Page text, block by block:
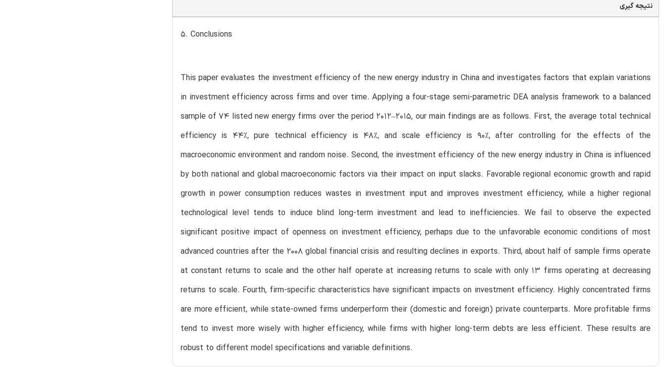
نتیجه گیری
5. Conclusions
This paper evaluates the investment efficiency of the new energy industry in China and investigates factors that explain variations
in investment efficiency across firms and over time. Applying a four-stage semi-parametric DEA analysis framework to a balanced
sample of 74 listed new energy firms over the period 2012–2015, our main findings are as follows. First, the average total technical
efficiency is 44%, pure technical efficiency is 48%, and scale efficiency is 90%, after controlling for the effects of the
macroeconomic environment and random noise. Second, the investment efficiency of the new energy industry in China is influenced
by both national and global macroeconomic factors via their impact on input slacks. Favorable regional economic growth and rapid
growth in power consumption reduces wastes in investment input and improves investment efficiency, while a higher regional
technological level tends to induce blind long-term investment and lead to inefficiencies. We fail to observe the expected
significant positive impact of openness on investment efficiency, perhaps due to the unfavorable economic conditions of most
advanced countries after the 2008 global financial crisis and resulting declines in exports. Third, about half of sample firms operate
at constant returns to scale and the other half operate at increasing returns to scale with only 13 firms operating at decreasing
returns to scale. Fourth, firm-specific characteristics have significant impacts on investment efficiency. Highly concentrated firms
are more efficient, while state-owned firms underperform their (domestic and foreign) private counterparts. More profitable firms
tend to invest more wisely with higher efficiency, while firms with higher long-term debts are less efficient. These results are
robust to different model specifications and variable definitions.